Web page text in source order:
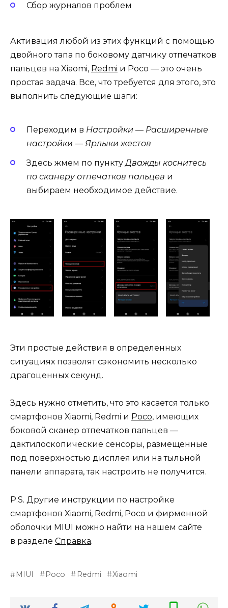
Сбор журналов проблем
Активация любой из этих функций с помощью
двойного тапа по боковому датчику отпечатков
пальцев на Xiaomi, Redmi и Poco — это очень
простая задача. Все, что требуется для этого, это
выполнить следующие шаги:
Переходим в Настройки — Расширенные
настройки — Ярлыки жестов
Здесь жмем по пунктуДважды коснитесь
по сканеру отпечатков пальцев и
выбираем необходимое действие.
Эти простые действия в определенных
ситуациях позволят сэкономить несколько
драгоценных секунд.
Здесь нужно отметить, что это касается только
смартфонов Xiaomi, Redmi и Poco, имеющих
боковой сканер отпечатков пальцев —
дактилоскопические сенсоры, размещенные
под поверхностью дисплея или на тыльной
панели аппарата, так настроить не получится.
P.S. Другие инструкции по настройке
смартфонов Xiaomi, Redmi, Poco и фирменной
оболочки MIUI можно найти на нашем сайте
в разделе Справка.
MIUI Poco Redmi Xiaomi